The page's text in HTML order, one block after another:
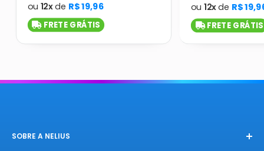
ou 12xde R$ 19,96
FRETE GRÁTIS
ou 12xde R$
FRETE GRÁTIS
SOBRE A NELIUS